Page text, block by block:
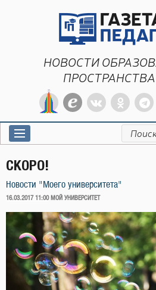
НОВОСТИ
СКОРО!
Новости "Моего университета"
ОПУБЛИКОВАНО
16.03.2017 11:00 МОЙ УНИВЕРСИТЕТ